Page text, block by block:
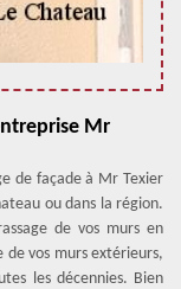
Mr
de façade à Mr Texier
ou dans la région.
de vos murs en
vos murs extérieurs,
les décennies. Bien